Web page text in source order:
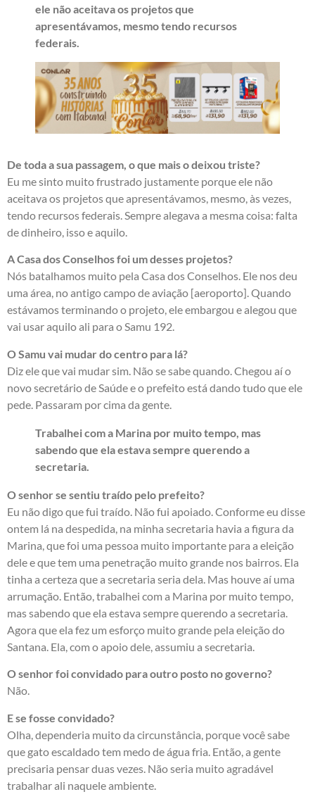
ele não aceitava os projetos que
apresentávamos, mesmo tendo recursos
federais.
De toda a sua passagem, o que mais o deixou triste?
Eu me sinto muito frustrado justamente porque ele não
aceitava os projetos que apresentávamos, mesmo, às vezes,
tendo recursos federais. Sempre alegava a mesma coisa: falta
de dinheiro, isso e aquilo.
A Casa dos Conselhos foi um desses projetos?
Nós batalhamos muito pela Casa dos Conselhos. Ele nos deu
uma área, no antigo campo de aviação [aeroporto]. Quando
estávamos terminando o projeto, ele embargou e alegou que
vai usar aquilo ali para o Samu 192.
O Samu vai mudar do centro para lá?
Diz ele que vai mudar sim. Não se sabe quando. Chegou aí o
novo secretário de Saúde e o prefeito está dando tudo que ele
pede. Passaram por cima da gente.
Trabalhei com a Marina por muito tempo, mas
sabendo que ela estava sempre querendo a
secretaria.
O senhor se sentiu traído pelo prefeito?
Eu não digo que fui traído. Não fui apoiado. Conforme eu disse
ontem lá na despedida, na minha secretaria havia a figura da
Marina, que foi uma pessoa muito importante para a eleição
dele e que tem uma penetração muito grande nos bairros. Ela
tinha a certeza que a secretaria seria dela. Mas houve aí uma
arrumação. Então, trabalhei com a Marina por muito tempo,
mas sabendo que ela estava sempre querendo a secretaria.
Agora que ela fez um esforço muito grande pela eleição do
Santana. Ela, com o apoio dele, assumiu a secretaria.
O senhor foi convidado para outro posto no governo?
Não.
E se fosse convidado?
Olha, dependeria muito da circunstância, porque você sabe
que gato escaldado tem medo de água fria. Então, a gente
precisaria pensar duas vezes. Não seria muito agradável
trabalhar ali naquele ambiente.